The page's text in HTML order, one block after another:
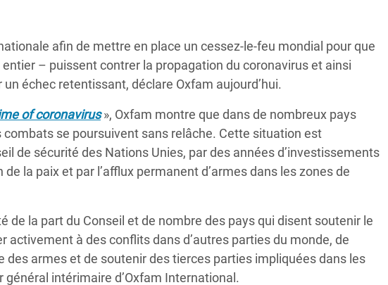
au Yémen
des Réfugiés Rohingyas
Bangladesh
des Réfugié·es au
du Sud
afin de mettre en place un cessez-le-feu mondial pour que
– puissent contrer la propagation du coronavirus et ainsi
échec retentissant, déclare Oxfam aujourd’hui.
of coronavirus», Oxfam montre que dans de nombreux pays
se poursuivent sans relâche. Cette situation est
de sécurité des Nations Unies, par des années d’investissements
la paix et par l’afflux permanent d’armes dans les zones de
de la part du Conseil et de nombre des pays qui disent soutenir le
à des conflits dans d’autres parties du monde, de
armes et de soutenir des tierces parties impliquées dans les
intérimaire d’Oxfam International.